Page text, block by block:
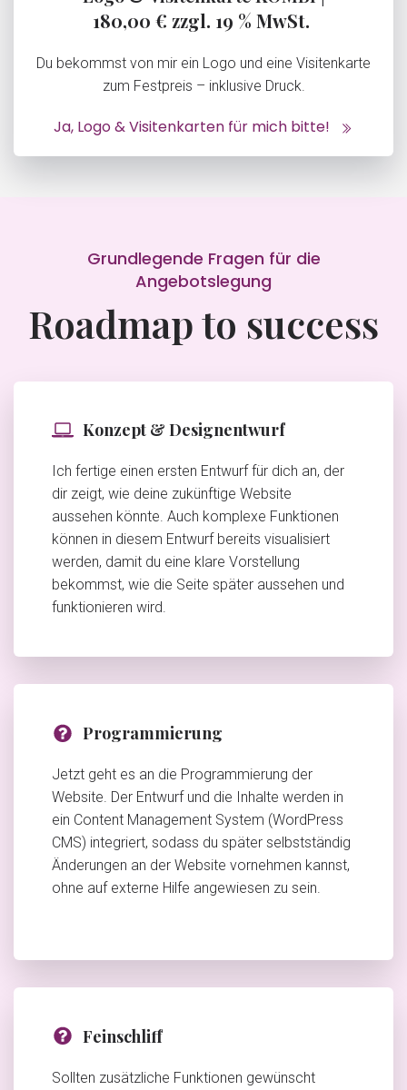
180,00 € zzgl. 19 % MwSt.
Du bekommst von mir ein Logo und eine Visitenkarte
zum Festpreis – inklusive Druck.
Ja, Logo & Visitenkarten für mich bitte!
Grundlegende Fragen für die
Angebotslegung
Roadmap to success
Konzept & Designentwurf
Ich fertige einen ersten Entwurf für dich an, der
dir zeigt, wie deine zukünftige Website
aussehen könnte. Auch komplexe Funktionen
können in diesem Entwurf bereits visualisiert
werden, damit du eine klare Vorstellung
bekommst, wie die Seite später aussehen und
funktionieren wird.
Programmierung
Jetzt geht es an die Programmierung der
Website. Der Entwurf und die Inhalte werden in
ein Content Management System (WordPress
CMS) integriert, sodass du später selbstständig
Änderungen an der Website vornehmen kannst,
ohne auf externe Hilfe angewiesen zu sein.
Feinschliff
Sollten zusätzliche Funktionen gewünscht